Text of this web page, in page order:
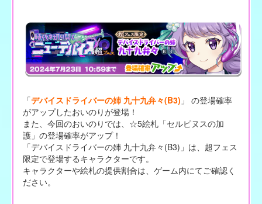
「デバイスドライバーの姉 九十九弁々(B3) 」 の登場確率
がアップしたおいのりが登場！
また、今回のおいのりでは、☆5絵札「セルピヌスの加
護」の登場確率がアップ！
「デバイスドライバーの姉 九十九弁々(B3)」は、超フェス
限定で登場するキャラクターです。
キャラクターや絵札の提供割合は、ゲーム内にてご確認く
ださい。